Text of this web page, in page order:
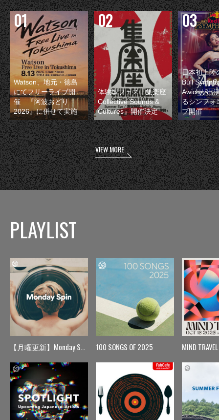
Watson、地元・徳島
にてフリーライブ開
催 『阿波おどり
2026』に併せて実施
体験型フェス『集楽座
Collective Sounds &
Cultures』開催決定
日本初上陸
Bull
Awichが出
るシンフォ
ブ開催
VIEW MORE
PLAYLIST
【月曜更新】Monday Spin 100 SONGS OF 2025 MIND TRAVEL